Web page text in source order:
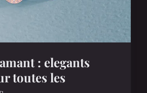
: elegants
toutes les